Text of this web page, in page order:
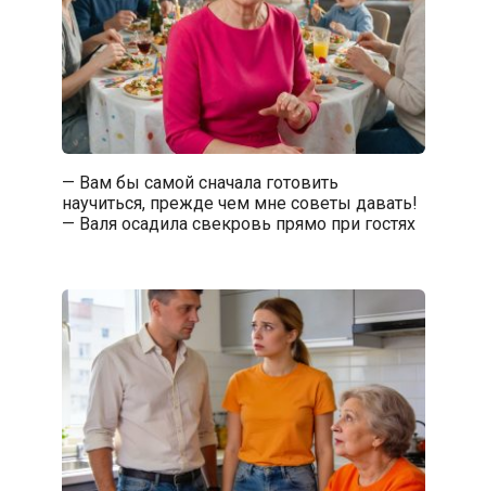
— Вам бы самой сначала готовить
научиться, прежде чем мне советы давать!
— Валя осадила свекровь прямо при гостях